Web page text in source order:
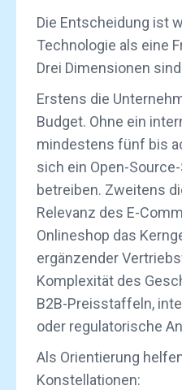
Die Entscheidung ist
Technologie als eine
Drei Dimensionen
Erstens die
Budget. Ohne ein
mindestens fünf bis
sich ein Open-
betreiben. Zweitens
Relevanz des E-
Onlineshop das
ergänzender
Komplexität des
B2B-Preisstaffeln,
oder regulatorische
Als Orientierung
Konstellationen: